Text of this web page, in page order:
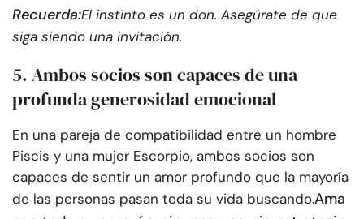
Recuerda:El instinto es un don. Asegúrate de que
siga siendo una invitación.
5. Ambos socios son capaces de una
profunda generosidad emocional
En una pareja de compatibilidad entre un hombre
Piscis y una mujer Escorpio, ambos socios son
capaces de sentir un amor profundo que la mayoría
de las personas pasan toda su vida buscando.Ama